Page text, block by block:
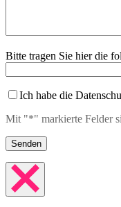
Bitte tragen Sie hier die
Ich habe die
Mit "*" markierte Felder